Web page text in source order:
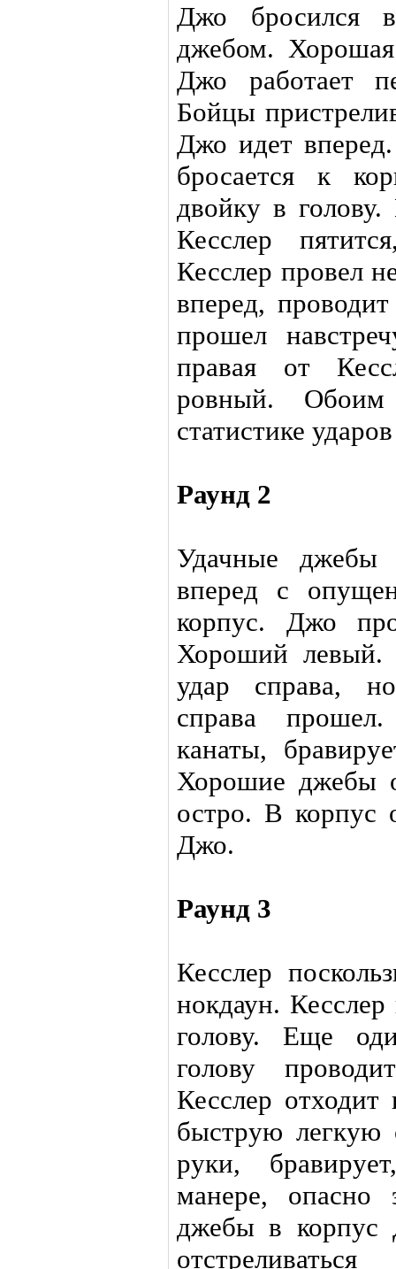
Джо бросился
джебом.
Джо работает
Бойцы
Джо идет
бросается к
двойку в
Кесслер
Кесслер провел
вперед,
прошел
правая от
ровный.
статистике
Раунд 2
Удачные джебы
вперед с
корпус. Джо
Хороший левый.
удар справа,
справа
канаты,
Хорошие джебы
остро. В корпус
Джо.
Раунд 3
Кесслер
нокдаун.
голову. Еще
голову
Кесслер
быструю
руки,
манере, опасно
джебы в корпус